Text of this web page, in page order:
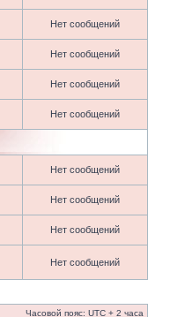
Нет сообщений
Нет сообщений
Нет сообщений
Нет сообщений
Нет сообщений
Нет сообщений
Нет сообщений
Нет сообщений
Часовой пояс: UTC + 2 часа